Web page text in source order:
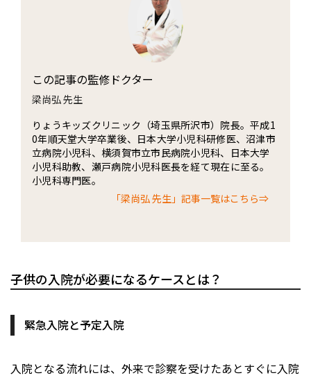
この記事の監修ドクター
梁尚弘 先生
りょうキッズクリニック（埼玉県所沢市）院長。平成1
0年順天堂大学卒業後、日本大学小児科研修医、沼津市
立病院小児科、横須賀市立市民病院小児科、日本大学
小児科助教、瀬戸病院小児科医長を経て現在に至る。
小児科専門医。
「梁尚弘 先生」記事一覧はこちら⇒
子供の入院が必要になるケースとは？
緊急入院と予定入院
入院となる流れには、外来で診察を受けたあとすぐに入院